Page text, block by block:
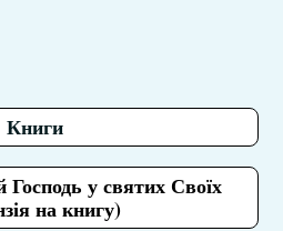
Книги
у святих Своїх
на книгу)